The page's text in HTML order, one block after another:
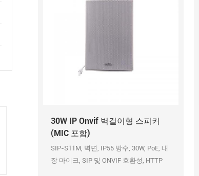
30W IP Onvif 벽걸이형 스피커
(MIC 포함)
SIP-S11M, 벽면, IP55 방수, 30W, PoE, 내
장 마이크, SIP 및 ONVIF 호환성, HTTP